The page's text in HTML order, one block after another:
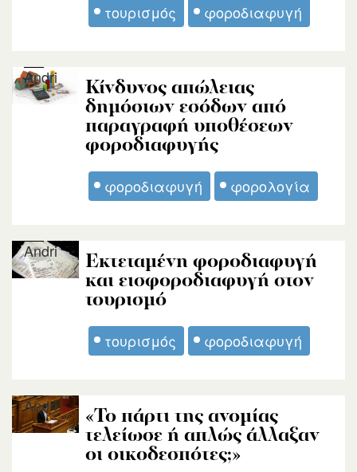
τουρισμός φοροδιαφυγή
Κίνδυνος απώλειας
δημόσιων εσόδων από
παραγραφή υποθέσεων
φοροδιαφυγής
φοροδιαφυγή φορολογία
Andri
Εκτεταμένη φοροδιαφυγή
και εισφοροδιαφυγή στον
τουρισμό
τουρισμός φοροδιαφυγή
Andri
«Το πάρτι της ανομίας
τελείωσε ή απλώς άλλαξαν
οι οικοδεσπότες;»
Andri